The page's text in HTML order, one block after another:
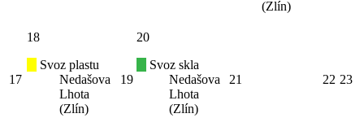
(Zlín)
17
18
Svoz plastu
Nedašova
Lhota
(Zlín)
19
20
Svoz skla
Nedašova
Lhota
(Zlín)
21 22 23